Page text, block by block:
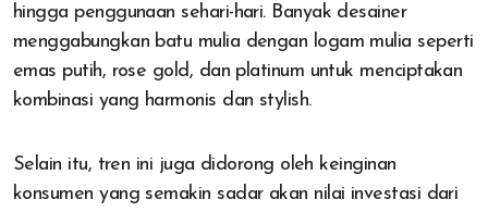
hingga penggunaan sehari-hari. Banyak desainer
menggabungkan batu mulia dengan logam mulia seperti
emas putih, rose gold, dan platinum untuk menciptakan
kombinasi yang harmonis dan stylish.
Selain itu, tren ini juga didorong oleh keinginan
konsumen yang semakin sadar akan nilai investasi dari